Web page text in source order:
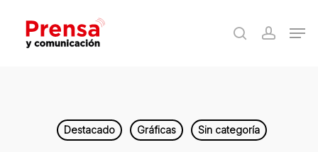
main
search
Destacado Gráficas Sin categoría